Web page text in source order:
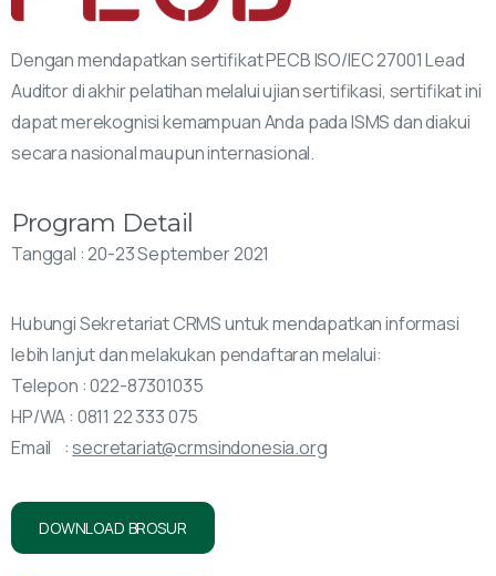
Dengan mendapatkan sertifikat PECB ISO/IEC 27001 Lead
Auditor di akhir pelatihan melalui ujian sertifikasi, sertifikat ini
dapat merekognisi kemampuan Anda pada ISMS dan diakui
secara nasional maupun internasional.
Program Detail
Tanggal : 20-23 September 2021
Hubungi Sekretariat CRMS untuk mendapatkan informasi
lebih lanjut dan melakukan pendaftaran melalui:
Telepon : 022-87301035
HP/WA : 0811 22 333 075
Email :secretariat@crmsindonesia.org
DOWNLOAD BROSUR